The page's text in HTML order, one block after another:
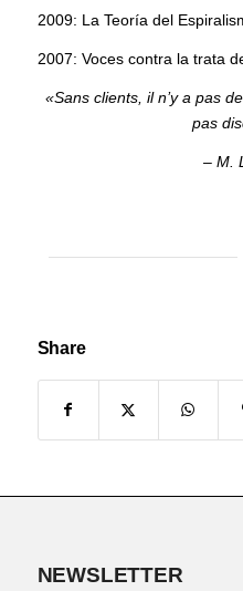
2009: La Teoría del
2007: Voces contra la trata
«Sans clients, il n’y a pas
pas
– M.
Share
NEWSLETTER